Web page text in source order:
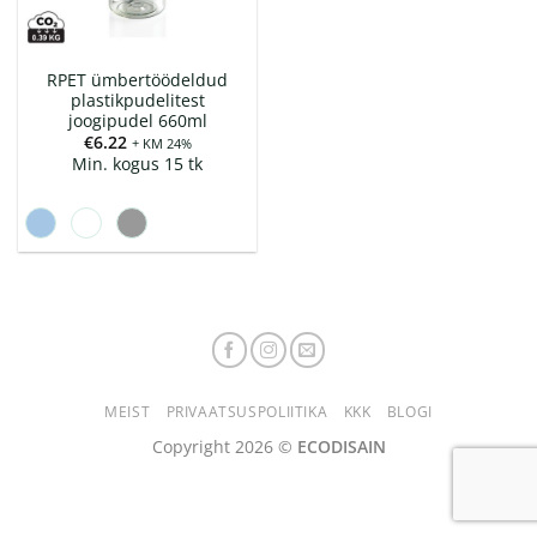
RPET ümbertöödeldud
plastikpudelitest
joogipudel 660ml
€6.22 + KM 24%
Min. kogus 15 tk
MEIST PRIVAATSUSPOLIITIKA KKK BLOGI
Copyright 2026 © ECODISAIN